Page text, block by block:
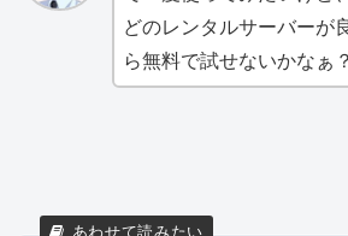
どのレンタルサーバーが
ら無料で試せないかなぁ？